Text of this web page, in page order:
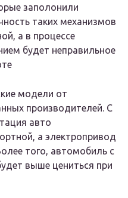
заполонили
таких механизмов
а в процессе
будет неправильное
модели от
производителей. С
авто
а электропривод
того, автомобиль с
выше цениться при